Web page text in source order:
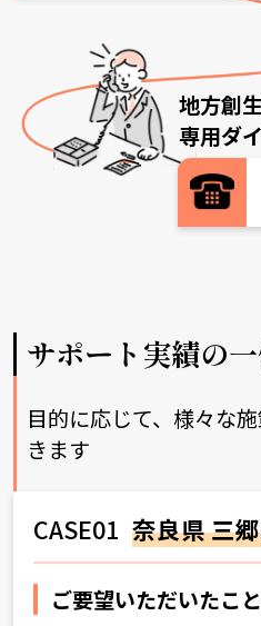
地方創
専用ダ
サポート実績の
目的に応じて、様々な
きます
CASE01 奈良県 三
ご要望いただいたこと